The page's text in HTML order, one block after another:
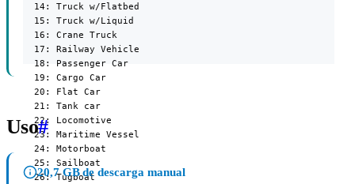
  14: Truck w/Flatbed
  15: Truck w/Liquid
  16: Crane Truck
  17: Railway Vehicle
  18: Passenger Car
  19: Cargo Car
  20: Flat Car
  21: Tank car
  22: Locomotive
  23: Maritime Vessel
  24: Motorboat
  25: Sailboat
  26: Tugboat
Uso#
20,7 GB de descarga manual